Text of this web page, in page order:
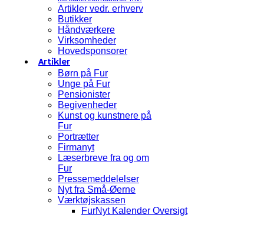
Artikler vedr. erhverv
Butikker
Håndværkere
Virksomheder
Hovedsponsorer
Artikler
Børn på Fur
Unge på Fur
Pensionister
Begivenheder
Kunst og kunstnere på
Fur
Portrætter
Firmanyt
Læserbreve fra og om
Fur
Pressemeddelelser
Nyt fra Små-Øerne
Værktøjskassen
FurNyt Kalender Oversigt